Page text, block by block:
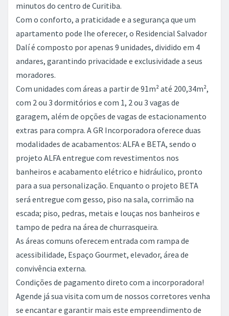
minutos do centro de Curitiba.
Com o conforto, a praticidade e a segurança que um
apartamento pode lhe oferecer, o Residencial Salvador
Dalí é composto por apenas 9 unidades, dividido em 4
andares, garantindo privacidade e exclusividade a seus
moradores.
Com unidades com áreas a partir de 91m² até 200,34m²,
com 2 ou 3 dormitórios e com 1, 2 ou 3 vagas de
garagem, além de opções de vagas de estacionamento
extras para compra. A GR Incorporadora oferece duas
modalidades de acabamentos: ALFA e BETA, sendo o
projeto ALFA entregue com revestimentos nos
banheiros e acabamento elétrico e hidráulico, pronto
para a sua personalização. Enquanto o projeto BETA
será entregue com gesso, piso na sala, corrimão na
escada; piso, pedras, metais e louças nos banheiros e
tampo de pedra na área de churrasqueira.
As áreas comuns oferecem entrada com rampa de
acessibilidade, Espaço Gourmet, elevador, área de
convivência externa.
Condições de pagamento direto com a incorporadora!
Agende já sua visita com um de nossos corretores venha
se encantar e garantir mais este empreendimento de